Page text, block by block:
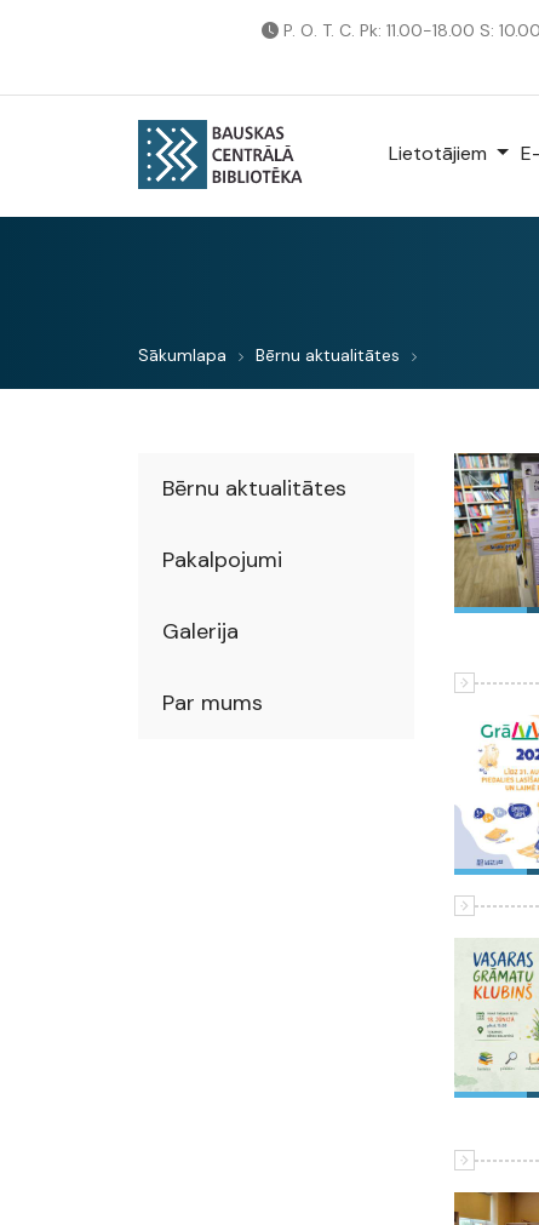
P. O. T. C. Pk: 11.00-18.00 S:
Lietotājiem
Sākumlapa Bērnu aktualitātes
Bērnu aktualitātes
Pakalpojumi
Galerija
Par mums